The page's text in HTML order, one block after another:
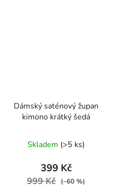
Dámský saténový župan
kimono krátký šedá
Skladem (>5 ks)
399 Kč
999 Kč (–60 %)